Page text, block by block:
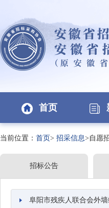
首页
当前位置： 首页> 招采信息>自愿
招标公告
阜阳市残疾人联合会外